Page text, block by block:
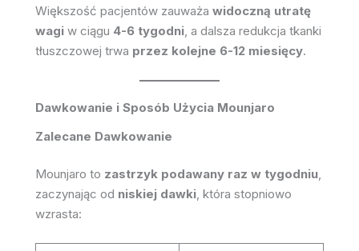
Większość pacjentów zauważa widoczną utratę
wagi w ciągu 4-6 tygodni, a dalsza redukcja tkanki
tłuszczowej trwa przez kolejne 6-12 miesięcy.
Dawkowanie i Sposób Użycia Mounjaro
Zalecane Dawkowanie
Mounjaro to zastrzyk podawany raz w tygodniu,
zaczynając od niskiej dawki, która stopniowo
wzrasta: